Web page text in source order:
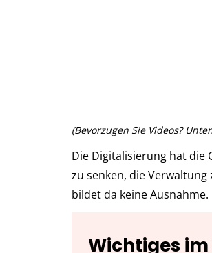
(Bevorzugen Sie Videos?
Die Digitalisierung hat die
zu senken, die
bildet da keine Ausnahme.
Wichtiges